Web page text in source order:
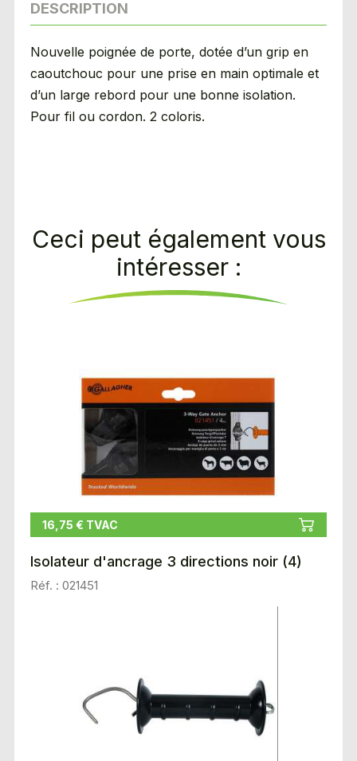
DESCRIPTION
Nouvelle poignée de porte, dotée d’un grip en
caoutchouc pour une prise en main optimale et
d’un large rebord pour une bonne isolation.
Pour fil ou cordon. 2 coloris.
Ceci peut également vous
intéresser :
16,75 € TVAC
Isolateur d'ancrage 3 directions noir (4)
Réf. : 021451